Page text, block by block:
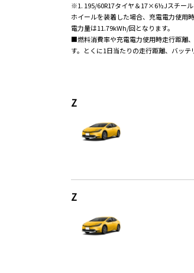
※1. 195/60R17タイヤ＆17×6½Jスチー
ホイールを装着した場合、充電電力使用
電力量は11.79kWh/回となります。
■燃料消費率や充電電力使用時走行距離
す。とくに1日当たりの走行距離、バッ
Z
Z